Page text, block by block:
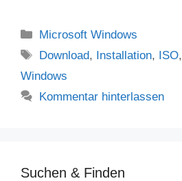
Kategorien
Microsoft Windows
Schlagwörter
Download, Installation, ISO,
Windows
Kommentar hinterlassen
Suchen & Finden